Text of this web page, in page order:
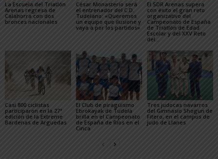
La Escuela del Triatlón
Arenas regresa de
Calahorra con dos
bronces nacionales
César Monasterio será
el entrenador del C.D.
Tudelano: «Queremos
un equipo que ilusione y
vaya a por los partidos»
El SDR Arenas supera
con éxito el gran reto
organizativo del
Campeonato de España
de Triatlón de Edad
Escolar y del XXV Reto
del...
Casi 800 ciclistas
participaron en la 27ª
edición de la Extreme
Bardenas de Arguedas
El Club de piragüismo
Ebrokayak de Tudela
brilla en el Campeonato
de España de Ríos en el
Cinca
Tres judocas navarros
del Gimnasio Shogun de
Fitero, en el campus de
judo de Llanes